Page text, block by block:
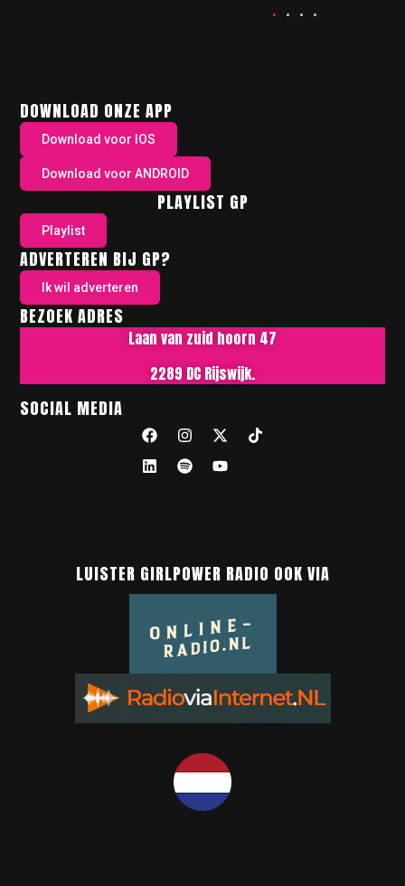
DOWNLOAD ONZE APP
Download voor IOS
Download voor ANDROID
PLAYLIST GP
Playlist
ADVERTEREN BIJ GP?
Ik wil adverteren
BEZOEK ADRES
Laan van zuid hoorn 47
2289 DC Rijswijk.
SOCIAL MEDIA
LUISTER GIRLPOWER RADIO OOK VIA